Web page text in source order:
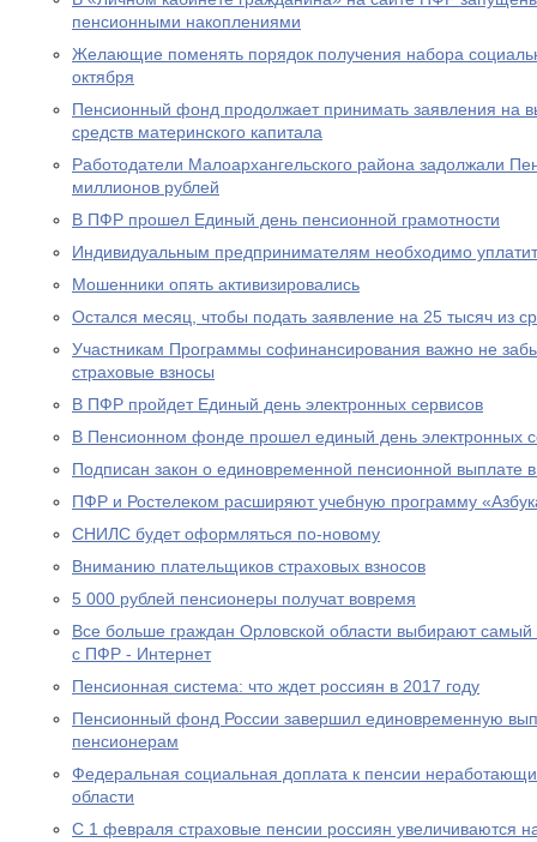
пенсионными накоплениями
Желающие поменять порядок получения набора
октября
Пенсионный фонд продолжает принимать заявления на
средств материнского капитала
Работодатели Малоархангельского района задолжали
миллионов рублей
В ПФР прошел Единый день пенсионной грамотности
Индивидуальным предпринимателям необходимо
Мошенники опять активизировались
Остался месяц, чтобы подать заявление на 25 тысяч из
Участникам Программы софинансирования важно не
страховые взносы
В ПФР пройдет Единый день электронных сервисов
В Пенсионном фонде прошел единый день электронных
Подписан закон о единовременной пенсионной выплате
ПФР и Ростелеком расширяют учебную программу
СНИЛС будет оформляться по-новому
Вниманию плательщиков страховых взносов
5 000 рублей пенсионеры получат вовремя
Все больше граждан Орловской области выбирают
с ПФР - Интернет
Пенсионная система: что ждет россиян в 2017 году
Пенсионный фонд России завершил единовременную
пенсионерам
Федеральная социальная доплата к пенсии
области
С 1 февраля страховые пенсии россиян увеличиваются